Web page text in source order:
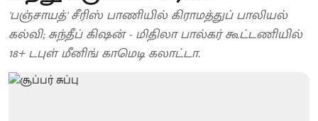
'பஞ்சாயத்' சீரிஸ் பாணியில் கிராமத்துப் பாலியல்
கல்வி; சுந்தீப் கிஷன் - மிதிலா பால்கர் கூட்டணியில்
18+ டபுள் மீனிங் காமெடி கலாட்டா.